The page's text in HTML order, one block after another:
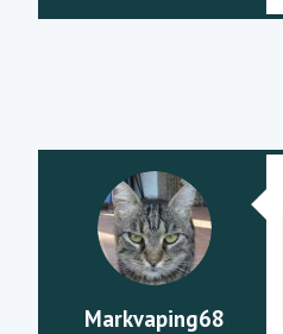
Markvaping68